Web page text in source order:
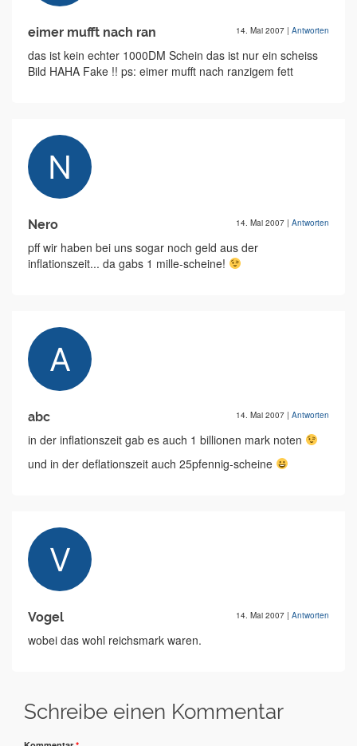
eimer mufft nach ran 14. Mai 2007 | Antworten
das ist kein echter 1000DM Schein das ist nur ein scheiss
Bild HAHA Fake !! ps: eimer mufft nach ranzigem fett
Nero 14. Mai 2007 | Antworten
pff wir haben bei uns sogar noch geld aus der
inflationszeit... da gabs 1 mille-scheine!
abc 14. Mai 2007 | Antworten
in der inflationszeit gab es auch 1 billionen mark noten
und in der deflationszeit auch 25pfennig-scheine
Vogel 14. Mai 2007 | Antworten
wobei das wohl reichsmark waren.
Schreibe einen Kommentar